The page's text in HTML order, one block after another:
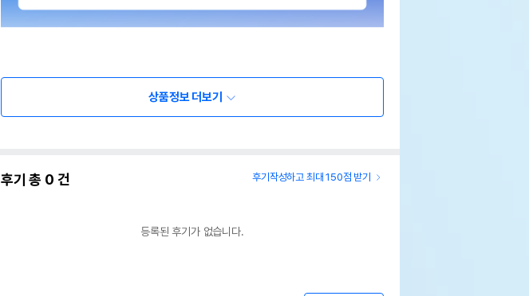
상품정보 더보기
후기 총 0 건 후기작성하고 최대 150점 받기
등록된 후기가 없습니다.